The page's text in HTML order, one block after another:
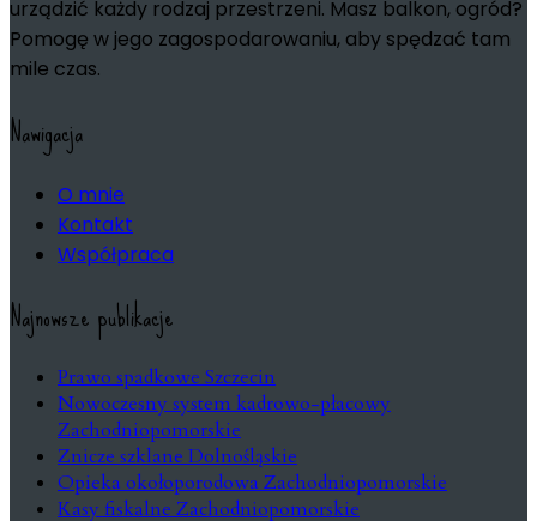
urządzić każdy rodzaj przestrzeni. Masz balkon, ogród?
Pomogę w jego zagospodarowaniu, aby spędzać tam
mile czas.
Nawigacja
O mnie
Kontakt
Współpraca
Najnowsze publikacje
Prawo spadkowe Szczecin
Nowoczesny system kadrowo-płacowy
Zachodniopomorskie
Znicze szklane Dolnośląskie
Opieka okołoporodowa Zachodniopomorskie
Kasy fiskalne Zachodniopomorskie